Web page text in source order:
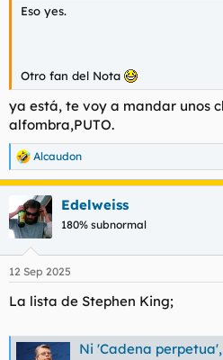
Eso yes.
Otro fan del Nota
ya está, te voy a mandar unos
alfombra,PUTO.
R
e
a
c
c
i
e
:
Alcaudon
Edelweiss
180% subnormal
12 Sep 2025
La lista de Stephen King;
Ni 'Cadena perpetua', ni 'IT', ni 'La milla verde'. Stephen King elige